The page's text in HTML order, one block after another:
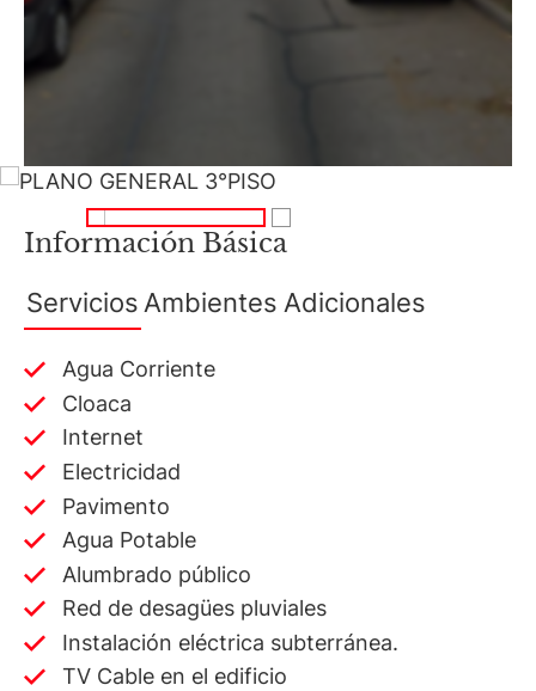
Información Básica
Servicios Ambientes Adicionales
Agua Corriente
Cloaca
Internet
Electricidad
Pavimento
Agua Potable
Alumbrado público
Red de desagües pluviales
Instalación eléctrica subterránea.
TV Cable en el edificio